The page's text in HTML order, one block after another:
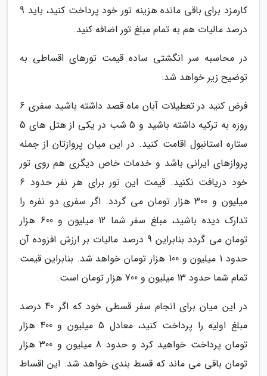
کارمزد برای باقی مانده هزینه تور خود پرداخت کنید، باید 9
درصد مالیات هم به تمام مبلغ تور اضافه کنید.
در محاسبه سر انگشتی ساده قیمت تورهای اقساطی به
توضیح زیر خواهد شد:
فرض کنید در تعطیلات آبان ماه قصد داشته باشید سفری 6
روزه به ترکیه داشته باشید و 5 شب در یکی از هتل های 5
ستاره استانبول اقامت کنید. در این میان پروازتان از جمله
پروازهای ایرانی باشد و خدمات خاص دیگری هم روی تور
خود دریافت نکنید. قیمت این تور برای هر نفر حدود 6
میلیون و 300 هزار تومان می گردد. اگر سفری دو نفره را
تدارک دیده باشید، مبلغ سفر شما 12 میلیون و 600 هزار
تومان می گردد بنابراین 9 درصد مالیات بر ارزش افزوده آن
حدود 1 میلیون و 100 هزار تومان خواهد شد. بنابراین قیمت
تمام شما حدود 13 میلیون و 700 هزار تومان است.
در این میان برای انجام سفر قسطی خود که اگر 40 درصد
مبلغ اولیه را پرداخت کنید، معادل 5 میلیون و 400 هزار
تومان پرداخت خواهید کرد و حدود 8 میلیون و 300 هزار
تومان باقی می ماند که قسط بندی خواهد شد. این اقساط